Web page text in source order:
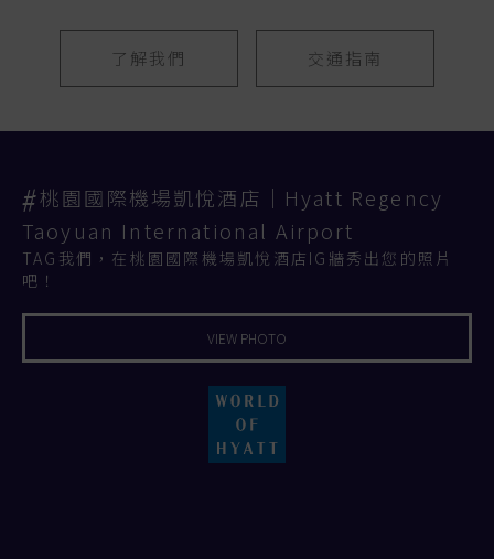
了解我們 交通指南
桃園國際機場凱悅酒店│Hyatt Regency
Taoyuan International Airport
TAG我們，在桃園國際機場凱悅酒店IG牆秀出您的照片
吧！
VIEW PHOTO